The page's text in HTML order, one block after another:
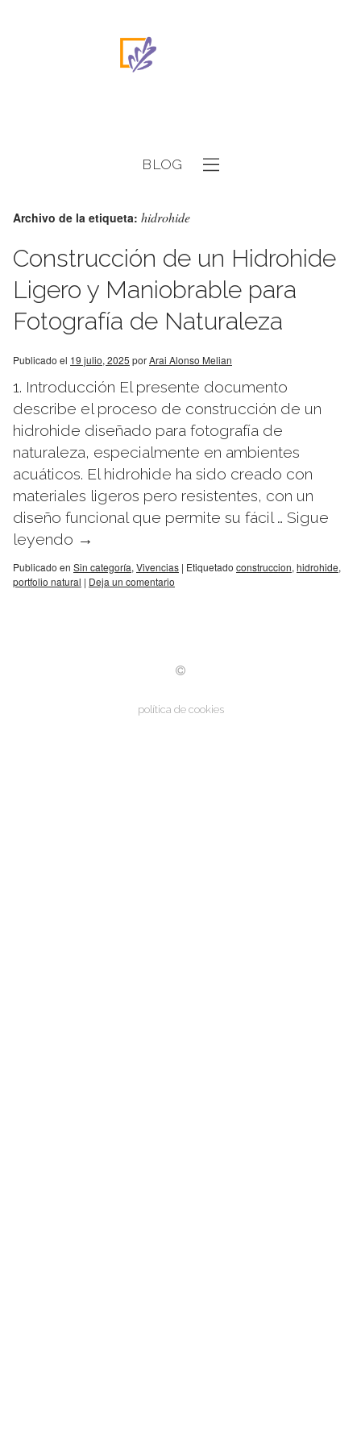
BLOG
Archivo de la etiqueta: hidrohide
Construcción de un Hidrohide
Ligero y Maniobrable para
Fotografía de Naturaleza
Publicado el 19 julio, 2025 porArai Alonso Melian
1. Introducción El presente documento
describe el proceso de construcción de un
hidrohide diseñado para fotografía de
naturaleza, especialmente en ambientes
acuáticos. El hidrohide ha sido creado con
materiales ligeros pero resistentes, con un
diseño funcional que permite su fácil … Sigue
leyendo →
Publicado en Sin categoría, Vivencias | Etiquetado construccion, hidrohide,
portfolio natural | Deja un comentario
política de cookies